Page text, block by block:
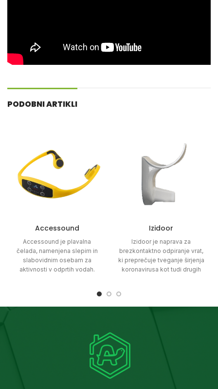
PODOBNI ARTIKLI
Accessound
Accessound je plavalna
čelada, namenjena slepim in
slabovidnim osebam za
aktivnosti v odprtih vodah.
Izidoor
Izidoor je naprava za
brezkontaktno odpiranje vrat,
ki preprečuje tveganje širjenja
koronavirusa kot tudi drugih
uporablja s podlahtjo in je